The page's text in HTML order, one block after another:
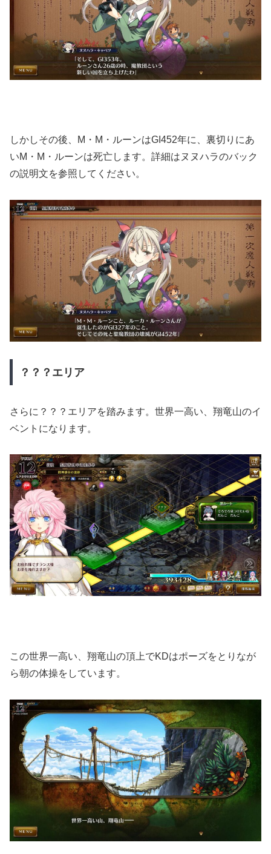
しかしその後、M・M・ルーンはGI452年に、裏切りにあ
いM・M・ルーンは死亡します。詳細はヌヌハラのバック
の説明文を参照してください。
？？？エリア
さらに？？？エリアを踏みます。世界一高い、翔竜山のイ
ベントになります。
この世界一高い、翔竜山の頂上でKDはポーズをとりなが
ら朝の体操をしています。